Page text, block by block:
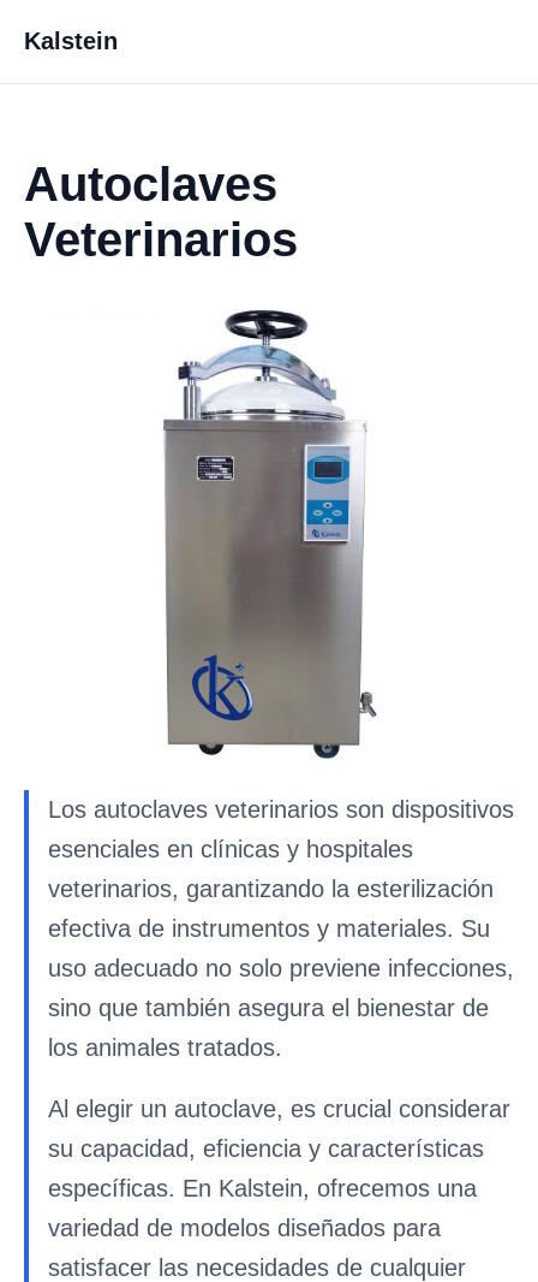
Kalstein
Autoclaves
Veterinarios
Los autoclaves veterinarios son dispositivos
esenciales en clínicas y hospitales
veterinarios, garantizando la esterilización
efectiva de instrumentos y materiales. Su
uso adecuado no solo previene infecciones,
sino que también asegura el bienestar de
los animales tratados.
Al elegir un autoclave, es crucial considerar
su capacidad, eficiencia y características
específicas. En Kalstein, ofrecemos una
variedad de modelos diseñados para
satisfacer las necesidades de cualquier